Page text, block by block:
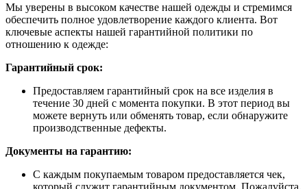
Мы уверены в высоком качестве нашей одежды и стремимся
обеспечить полное удовлетворение каждого клиента. Вот
ключевые аспекты нашей гарантийной политики по
отношению к одежде:
Гарантийный срок:
Предоставляем гарантийный срок на все изделия в
течение 30 дней с момента покупки. В этот период вы
можете вернуть или обменять товар, если обнаружите
производственные дефекты.
Документы на гарантию:
С каждым покупаемым товаром предоставляется чек,
который служит гарантийным документом. Пожалуйста,